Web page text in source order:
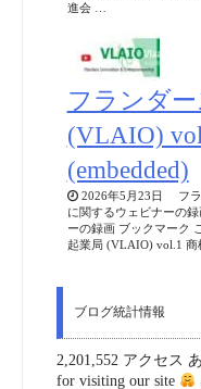
進会 …
フランダ
(VLAIO)
(embedded)
2026年5月23日 フラ
に関するウェビナーの
ーの録画 ブックマーク
起業局 (VLAIO) vol.1 商
ブログ統計情報
2,201,552 アクセス
for visiting our site